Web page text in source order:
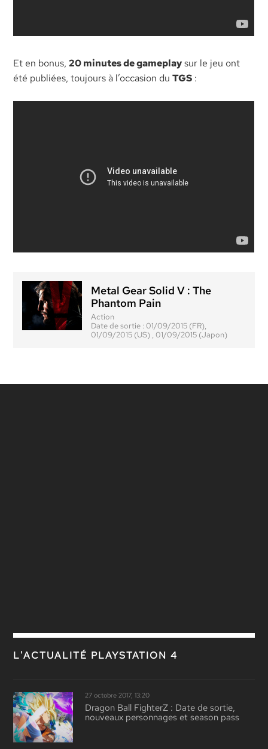
Et en bonus,20 minutes de gameplaysur le jeu ont
été publiées, toujours à l’occasion duTGS :
Metal Gear Solid V : The
Phantom Pain
Action
Date de sortie :01/09/2015 (FR),
01/09/2015 (US) , 01/09/2015 (Japon)
L'ACTUALITÉ PLAYSTATION 4
27 octobre 2017, 13:20
Dragon Ball FighterZ : Date de sortie,
nouveaux personnages et season pass